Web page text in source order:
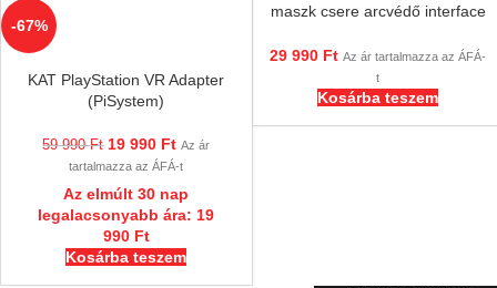
maszk csere arcvédő interface
29 990 Ft Az ár tartalmazza az ÁFÁ-
t
Kosárba teszem
-67%
KAT PlayStation VR Adapter
(PiSystem)
59 990Ft 19 990 Ft Az ár
tartalmazza az ÁFÁ-t
Az elmúlt 30 nap
legalacsonyabb ára:19
990 Ft
Kosárba teszem